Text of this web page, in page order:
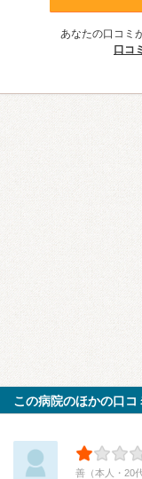
あなたの口コミ
口コ
この病院のほかの口コ
善（本人・20